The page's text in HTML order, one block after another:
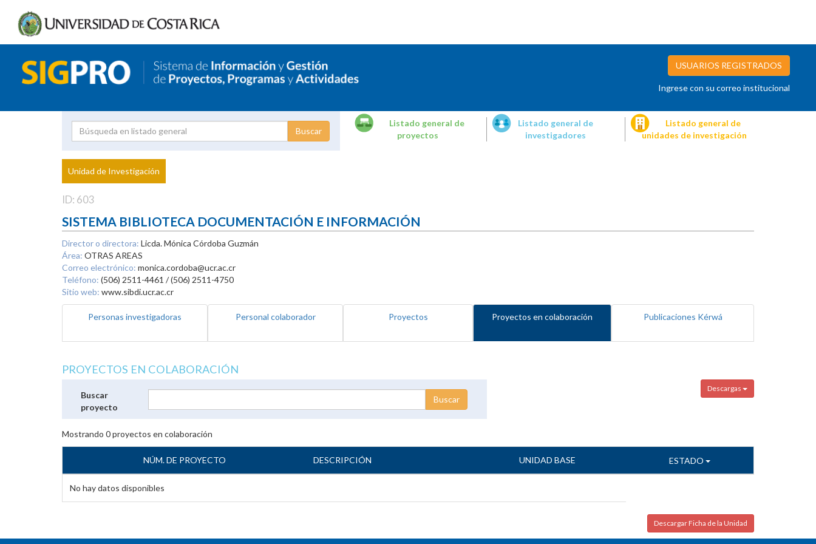
USUARIOS REGISTRADOS
Ingrese con su correo institucional
Proyecto
Investigador
Listado general de
proyectos
Listado general de
investigadores
Listado general de
unidades de investigación
Unidad de Investigación
ID: 603
SISTEMA BIBLIOTECA DOCUMENTACIÓN E INFORMACIÓN
Director o directora: Licda. Mónica Córdoba Guzmán
Área: OTRAS AREAS
Correo electrónico: monica.cordoba@ucr.ac.cr
Teléfono: (506) 2511-4461 / (506) 2511-4750
Sitio web: www.sibdi.ucr.ac.cr
Personas investigadoras Personal colaborador Proyectos Proyectos en colaboración Publicaciones Kérwá
PROYECTOS EN COLABORACIÓN
Descargas
Buscar
proyecto
Mostrando 0proyectos en colaboración
NÚM. DE PROYECTO DESCRIPCIÓN UNIDAD BASE ESTADO
No hay datos disponibles
Descargar Ficha de la Unidad